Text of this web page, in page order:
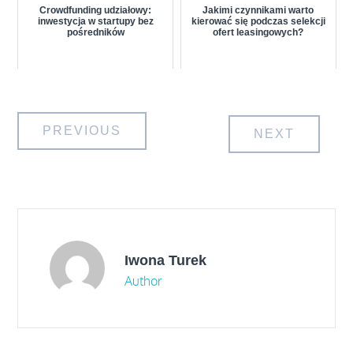
Crowdfunding udziałowy:
inwestycja w startupy bez
pośredników
Jakimi czynnikami warto
kierować się podczas selekcji
ofert leasingowych?
Nawigacja
PREVIOUS NEXT
Iwona Turek
Author